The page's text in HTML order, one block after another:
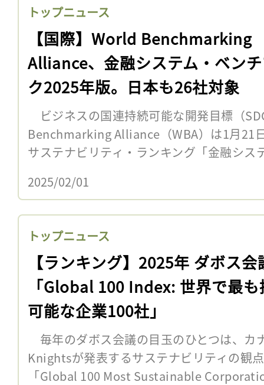
トップニュース
【国際】World Benchmarking
Alliance、金融システム・ベン
ク2025年版。日本も26社対象
ビジネスの国連持続可能な開発目標（
Benchmarking Alliance（WBA）は1月21
サステナビリティ・ランキング「金融シ
2025/02/01
トップニュース
【ランキング】2025年 ダボス会
「Global 100 Index: 世界で最
可能な企業100社」
毎年のダボス会議の目玉のひとつは、カ
Knightsが発表するサステナビリティの観
「Global 100 Most Sustainable